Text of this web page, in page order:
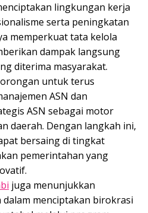
lingkungan kerja
serta peningkatan
memperkuat tata kelola
dampak langsung
diterima masyarakat.
untuk terus
ASN dan
ASN sebagai motor
daerah. Dengan langkah ini,
bersaing di tingkat
pemerintahan yang
juga menunjukkan
menciptakan birokrasi